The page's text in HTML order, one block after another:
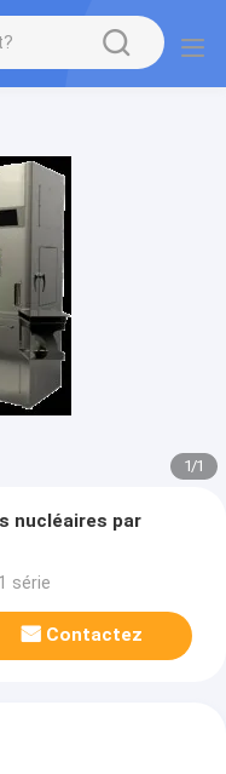
1/1
nucléaires par
série
Contactez